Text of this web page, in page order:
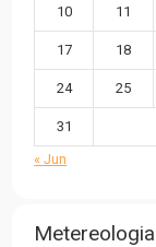
10 11
17 18
24 25
31
« Jun
Metereologia